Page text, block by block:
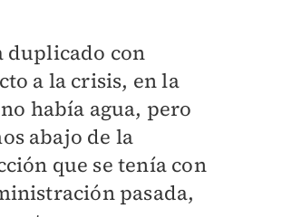
duplicado con
a la crisis, en la
había agua, pero
abajo de la
que se tenía con
pasada,